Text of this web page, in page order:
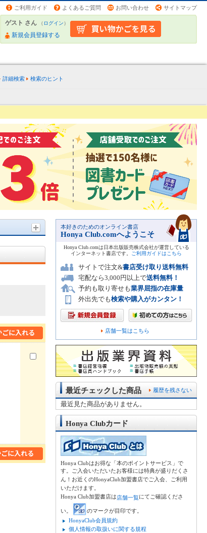
ご利用ガイド よくあるご質問 お問い合わせ サイトマップ
ゲスト さん （ログイン）
新規会員登録する
詳細検索 検索のヒント
本好きのためのオンライン書店
Honya Club.comへようこそ
Honya Club.comは日本出版販売株式会社が運営している
インターネット書店です。
ご利用ガイドはこちら
サイトで注文&書店受け取り送料無料
宅配なら3,000円以上で送料無料！
予約も取り寄せも業界屈指の在庫量
外出先でも検索や購入がカンタン！
店舗一覧はこちら
履歴を残さない
最近チェックした商品
最近見た商品がありません。
Honya Clubカード
Honya Clubはお得な「本のポイントサービス」で
す。ご入会いただいたお客様には特典が盛りだくさ
ん！お近くのHonyaClub加盟書店でご入会、ご利用
いただけます。
Honya Club加盟書店は店舗一覧にてご確認くださ
い。
のマークが目印です。
HonyaClub会員規約
個人情報の取扱いに関する規程